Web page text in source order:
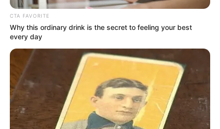
CTA FAVORITE
Why this ordinary drink is the secret to feeling your best
every day